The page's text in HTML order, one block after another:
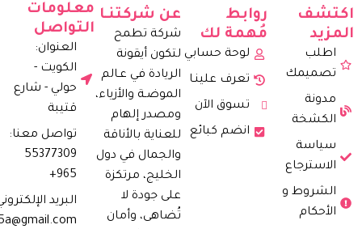
اكتشف
المزيد
اطلب
تصميمك
مدونة
الكشخة
سياسة
الاسترجاع
الشروط و
الأحكام
روابط
مُهمة لك
لوحة حسابي
تعرف علينـا
تسوق الآن
انضم كبائع
عن شركتنـا
شركة تطمح
لتكون أيقونة
الريادة في عـالم
الموضـة والأزياء،
ومصدر إلهام
للعناية بالأناقة
والجمال في دول
الخليج، مرتكزة
على جودة لا
تُضاهى، وأمان
معلومات
التواصل
العنوان:
الكويت -
حولي - شارع
قتيبة
تواصل معنا:
55377309
965+
البريد